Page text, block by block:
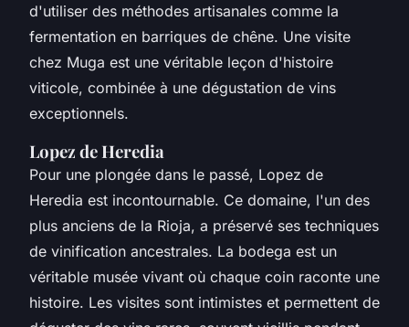
d'utiliser des méthodes artisanales comme la
fermentation en barriques de chêne. Une visite
chez Muga est une véritable leçon d'histoire
viticole, combinée à une dégustation de vins
exceptionnels.
Lopez de Heredia
Pour une plongée dans le passé, Lopez de
Heredia est incontournable. Ce domaine, l'un des
plus anciens de la Rioja, a préservé ses techniques
de vinification ancestrales. La bodega est un
véritable musée vivant où chaque coin raconte une
histoire. Les visites sont intimistes et permettent de